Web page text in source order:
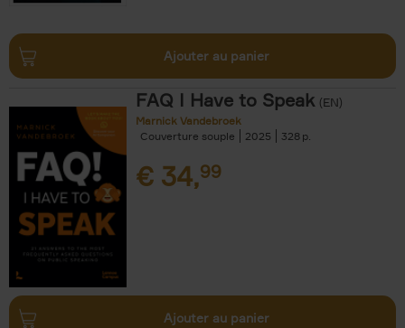
Ajouter au panier
FAQ I Have to Speak (EN)
Marnick Vandebroek
Couverture souple
2025 328
€ 34,99
Ajouter au panier